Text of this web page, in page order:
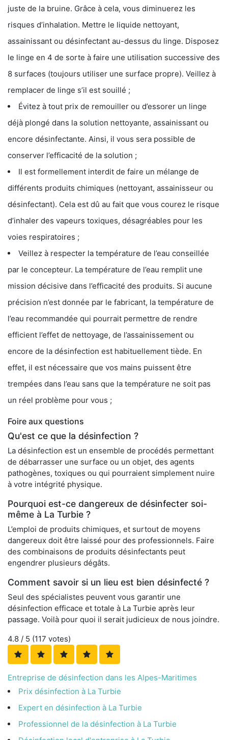
juste de la bruine. Grâce à cela, vous diminuerez les
risques d’inhalation. Mettre le liquide nettoyant,
assainissant ou désinfectant au-dessus du linge. Disposez
le linge en 4 de sorte à faire une utilisation successive des
8 surfaces (toujours utiliser une surface propre). Veillez à
remplacer de linge s’il est souillé ;
Évitez à tout prix de remouiller ou d’essorer un linge
déjà plongé dans la solution nettoyante, assainissant ou
encore désinfectante. Ainsi, il vous sera possible de
conserver l’efficacité de la solution ;
Il est formellement interdit de faire un mélange de
différents produits chimiques (nettoyant, assainisseur ou
désinfectant). Cela est dû au fait que vous courez le risque
d’inhaler des vapeurs toxiques, désagréables pour les
voies respiratoires ;
Veillez à respecter la température de l’eau conseillée
par le concepteur. La température de l’eau remplit une
mission décisive dans l’efficacité des produits. Si aucune
précision n’est donnée par le fabricant, la température de
l’eau recommandée qui pourrait permettre de rendre
efficient l’effet de nettoyage, de l’assainissement ou
encore de la désinfection est habituellement tiède. En
effet, il est nécessaire que vos mains puissent être
trempées dans l’eau sans que la température ne soit pas
un réel problème pour vous ;
Foire aux questions
Qu'est ce que la désinfection ?
La désinfection est un ensemble de procédés permettant
de débarrasser une surface ou un objet, des agents
pathogènes, toxiques ou qui pourraient simplement nuire
à votre intégrité physique.
Pourquoi est-ce dangereux de désinfecter soi-
même à La Turbie ?
L’emploi de produits chimiques, et surtout de moyens
dangereux doit être laissé pour des professionnels. Faire
des combinaisons de produits désinfectants peut
engendrer plusieurs dégâts.
Comment savoir si un lieu est bien désinfecté ?
Seul des spécialistes peuvent vous garantir une
désinfection efficace et totale à La Turbie après leur
passage. Voilà pour quoi il serait judicieux de nous joindre.
4.8 / 5 (117 votes)
Entreprise de désinfection dans les Alpes-Maritimes
Prix désinfection à La Turbie
Expert en désinfection à La Turbie
Professionnel de la désinfection à La Turbie